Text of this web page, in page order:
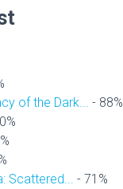
of the Dark...
- 88%
Scattered...
- 71%